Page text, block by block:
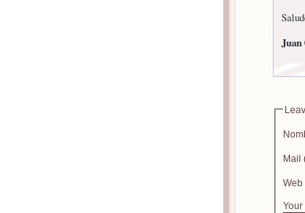
Juan
Mail
Web
Your